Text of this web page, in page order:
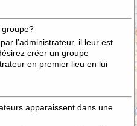
l’administrateur, il leur est
créer un groupe
en premier lieu en lui
apparaissent dans une